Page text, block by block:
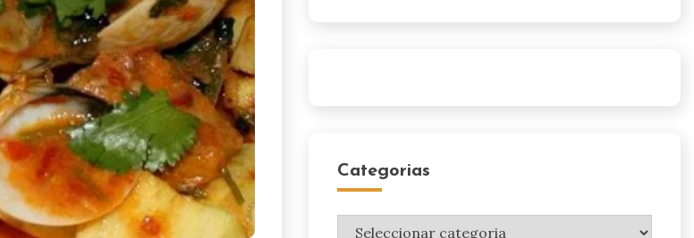
Categorias
Categorias